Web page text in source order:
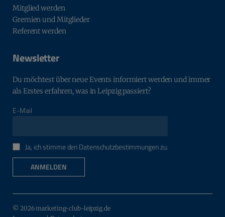
Mitglied werden
Gremien und Mitglieder
Referent werden
Newsletter
Du möchtest über neue Events informiert werden und immer
als Erstes erfahren, was in Leipzig passiert?
E-Mail
Ja, ich stimme den Datenschutzbestimmungen zu.
ANMELDEN
© 2026 marketing-club-leipzig.de